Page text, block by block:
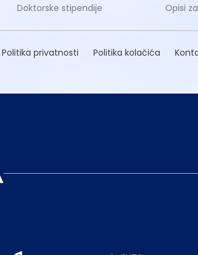
Doktorske stipendije
Opisi
Politika privatnosti Politika kolačića